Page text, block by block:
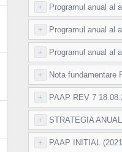
+ Programul anual al
+ Programul anual al
+ Programul anual al
+ Nota fundamentare
+ PAAP REV 7
+ STRATEGIA
+ PAAP INITIAL